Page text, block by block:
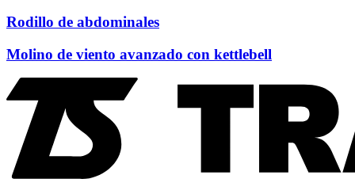
Rodillo de abdominales
Molino de viento avanzado con kettlebell